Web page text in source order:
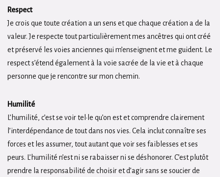
Respect
Je crois que toute création a un sens et que chaque création a de la
valeur. Je respecte tout particulièrement mes ancêtres qui ont créé
et préservé les voies anciennes qui m’enseignent et me guident. Le
respect s’étend également à la voie sacrée de la vie et à chaque
personne que je rencontre sur mon chemin.
Humilité
L’humilité, c’est se voir tel·le qu’on est et comprendre clairement
l’interdépendance de tout dans nos vies. Cela inclut connaître ses
forces et les assumer, tout autant que voir ses faiblesses et ses
peurs. L’humilité n’est ni se rabaisser ni se déshonorer. C’est plutôt
prendre la responsabilité de choisir et d’agir sans se soucier de